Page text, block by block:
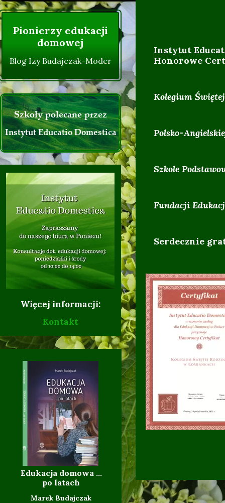
Instytut
Honorowe
Kolegium
Polsko-
Szkole
Fundacji
Serdecznie
Życzenia Instytutu :)
10.10.2017 r.
Szkoły polecane przez
Instytut Educatio Domestica
Więcej informacji:
Kontakt
Marek Budajczak
Edukacja domowa ...
po latach
Pionierzy edukacji
domowej
Blog Izy Budajczak-Moder